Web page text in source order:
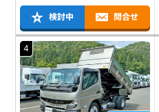
検討中 問合せ
4